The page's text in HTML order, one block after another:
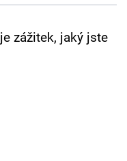
zážitek, jaký jste